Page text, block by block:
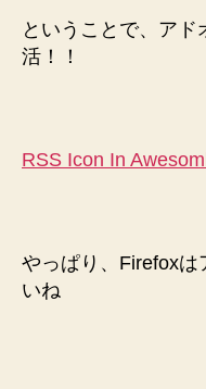
オ
の
ということで、アド
活！！
RSS Icon In
やっぱり、Firefoxは
いね